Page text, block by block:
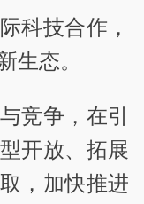
科技合作，
生态。
竞争，在引
开放、拓展
，加快推进